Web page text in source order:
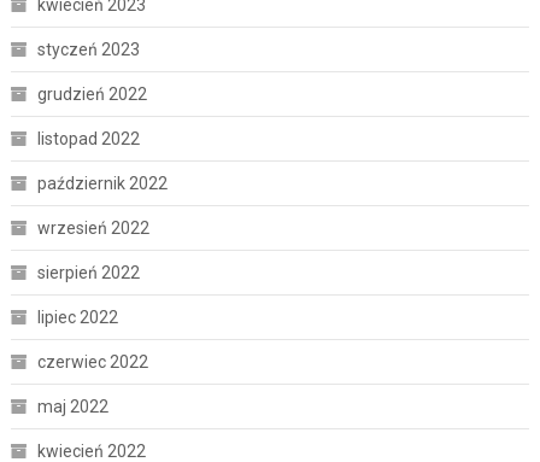
kwiecień 2023
styczeń 2023
grudzień 2022
listopad 2022
październik 2022
wrzesień 2022
sierpień 2022
lipiec 2022
czerwiec 2022
maj 2022
kwiecień 2022